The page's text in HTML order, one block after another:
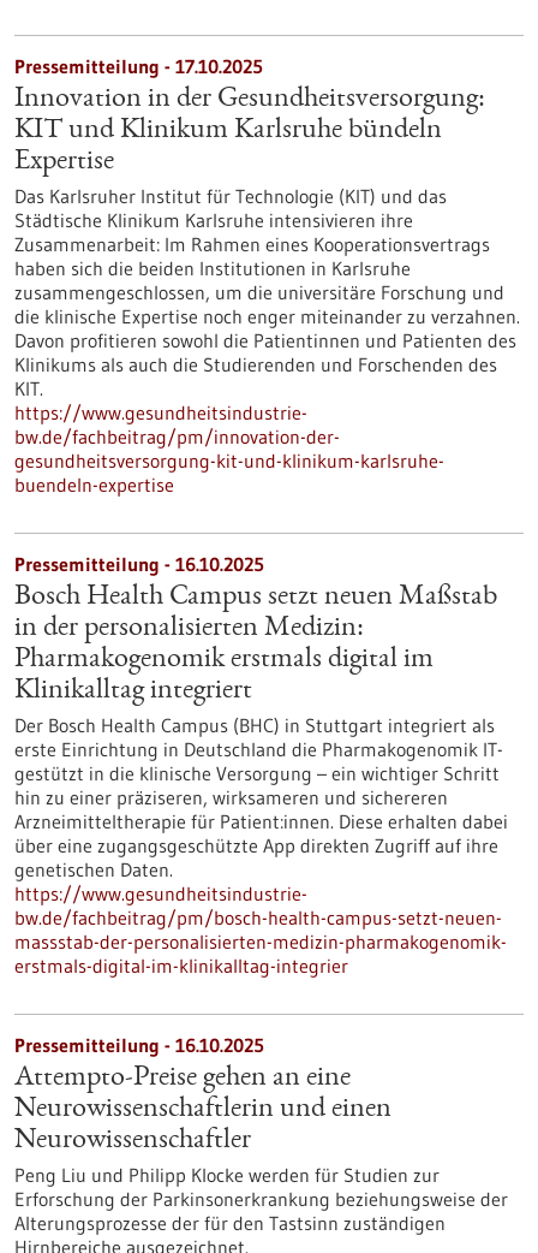
Pressemitteilung - 17.10.2025
Innovation in der Gesundheitsversorgung:
KIT und Klinikum Karlsruhe bündeln
Expertise
Das Karlsruher Institut für Technologie (KIT) und das
Städtische Klinikum Karlsruhe intensivieren ihre
Zusammenarbeit: Im Rahmen eines Kooperationsvertrags
haben sich die beiden Institutionen in Karlsruhe
zusammengeschlossen, um die universitäre Forschung und
die klinische Expertise noch enger miteinander zu verzahnen.
Davon profitieren sowohl die Patientinnen und Patienten des
Klinikums als auch die Studierenden und Forschenden des
KIT.
https://www.gesundheitsindustrie-
bw.de/fachbeitrag/pm/innovation-der-
gesundheitsversorgung-kit-und-klinikum-karlsruhe-
buendeln-expertise
Pressemitteilung - 16.10.2025
Bosch Health Campus setzt neuen Maßstab
in der personalisierten Medizin:
Pharmakogenomik erstmals digital im
Klinikalltag integriert
Der Bosch Health Campus (BHC) in Stuttgart integriert als
erste Einrichtung in Deutschland die Pharmakogenomik IT-
gestützt in die klinische Versorgung – ein wichtiger Schritt
hin zu einer präziseren, wirksameren und sichereren
Arzneimitteltherapie für Patient:innen. Diese erhalten dabei
über eine zugangsgeschützte App direkten Zugriff auf ihre
genetischen Daten.
https://www.gesundheitsindustrie-
bw.de/fachbeitrag/pm/bosch-health-campus-setzt-neuen-
massstab-der-personalisierten-medizin-pharmakogenomik-
erstmals-digital-im-klinikalltag-integrier
Pressemitteilung - 16.10.2025
Attempto-Preise gehen an eine
Neurowissenschaftlerin und einen
Neurowissenschaftler
Peng Liu und Philipp Klocke werden für Studien zur
Erforschung der Parkinsonerkrankung beziehungsweise der
Alterungsprozesse der für den Tastsinn zuständigen
Hirnbereiche ausgezeichnet.